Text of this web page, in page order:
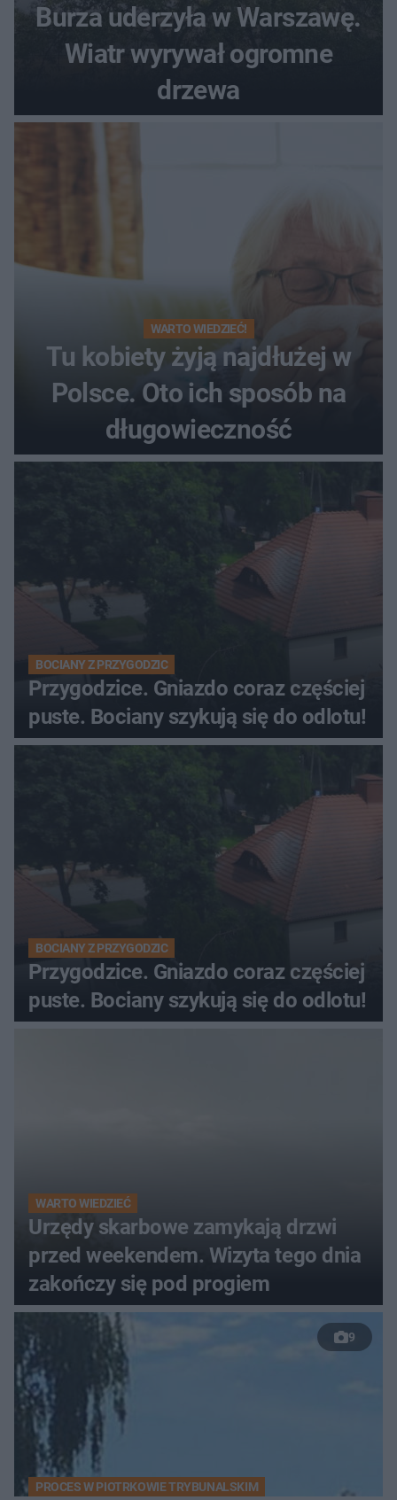
Burza uderzyła w Warszawę.
Wiatr wyrywał ogromne
drzewa
WARTO WIEDZIEĆ!
Tu kobiety żyją najdłużej w
Polsce. Oto ich sposób na
długowieczność
BOCIANY Z PRZYGODZIC
Przygodzice. Gniazdo coraz częściej
puste. Bociany szykują się do odlotu!
BOCIANY Z PRZYGODZIC
Przygodzice. Gniazdo coraz częściej
puste. Bociany szykują się do odlotu!
WARTO WIEDZIEĆ
Urzędy skarbowe zamykają drzwi
przed weekendem. Wizyta tego dnia
zakończy się pod progiem
9
PROCES W PIOTRKOWIE TRYBUNALSKIM